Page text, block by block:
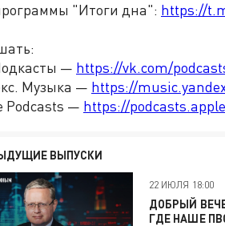
"Итоги дна": https://
— https://vk.com/
Музыка — https://
Podcasts — https://
ВЫПУСКИ
22 ИЮЛЯ 18:00
ДОБРЫЙ
ГДЕ НАШЕ